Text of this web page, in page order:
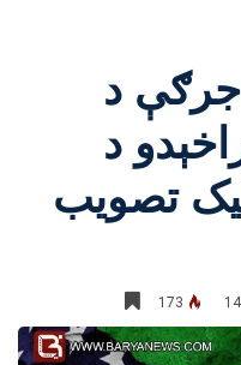
جرګې د
د
تصویب
173